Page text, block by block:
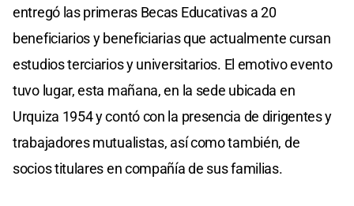
entregó las primeras Becas Educativas a 20
beneficiarios y beneficiarias que actualmente cursan
estudios terciarios y universitarios. El emotivo evento
tuvo lugar, esta mañana, en la sede ubicada en
Urquiza 1954 y contó con la presencia de dirigentes y
trabajadores mutualistas, así como también, de
socios titulares en compañía de sus familias.